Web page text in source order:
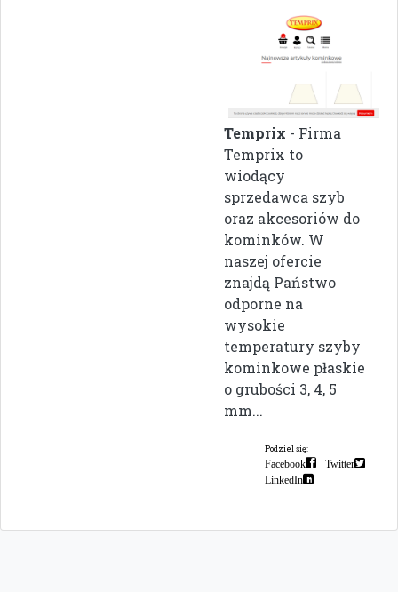
Temprix - Firma
Temprix to
wiodący
sprzedawca szyb
oraz akcesoriów do
kominków. W
naszej ofercie
znajdą Państwo
odporne na
wysokie
temperatury szyby
kominkowe płaskie
o grubości 3, 4, 5
mm...
Podziel się:
Facebook
Twitter
LinkedIn